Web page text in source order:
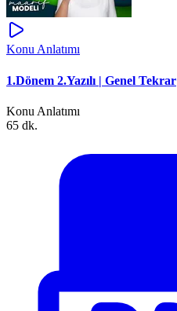
Konu Anlatımı
1.Dönem 2.Yazılı | Genel Tekrar
Konu Anlatımı
65 dk.